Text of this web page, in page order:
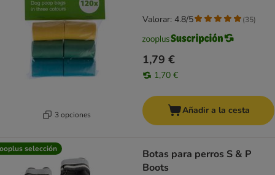
3 opciones
1,79 €
1,70 €
Valorar: 4.8/5 (35)
Añadir a la cesta
selección
Botas para perros S & P
Boots